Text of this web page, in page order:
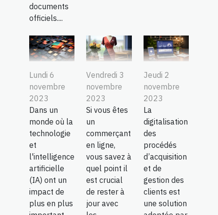
documents
officiels....
Lundi 6
novembre
2023
Dans un
monde où la
technologie
et
l'intelligence
artificielle
(IA) ont un
impact de
plus en plus
Vendredi 3
novembre
2023
Si vous êtes
un
commerçant
en ligne,
vous savez à
quel point il
est crucial
de rester à
jour avec
Jeudi 2
novembre
2023
La
digitalisation
des
procédés
d’acquisition
et de
gestion des
clients est
une solution